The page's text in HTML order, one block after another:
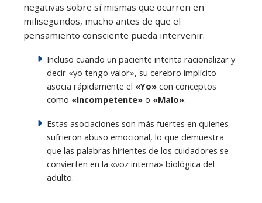
negativas sobre sí mismas que ocurren en
milisegundos, mucho antes de que el
pensamiento consciente pueda intervenir.
Incluso cuando un paciente intenta racionalizar y
decir «yo tengo valor», su cerebro implícito
asocia rápidamente el «Yo» con conceptos
como «Incompetente» o «Malo».
Estas asociaciones son más fuertes en quienes
sufrieron abuso emocional, lo que demuestra
que las palabras hirientes de los cuidadores se
convierten en la «voz interna» biológica del
adulto.